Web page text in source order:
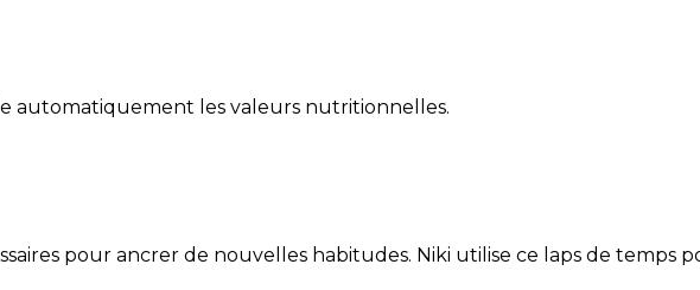
automatiquement les valeurs nutritionnelles.
pour ancrer de nouvelles habitudes. Niki utilise ce laps de temps